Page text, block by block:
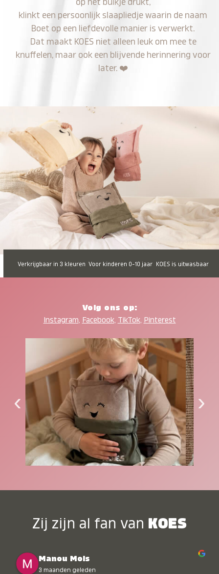
op het buikje drukt,
klinkt een persoonlijk slaapliedje waarin de naam
Boet op een liefdevolle manier is verwerkt.
Dat maakt KOES niet alleen leuk om mee te
knuffelen, maar ook een blijvende herinnering voor
later. ❤️
Verkrijgbaar in 3 kleuren Voor kinderen 0-10 jaar KOES is uitwasbaar
Volg ons op:
Instagram, Facebook, TikTok, Pinterest
‹ ›
Zij zijn al fan van KOES
Manou Mols
3 maanden geleden